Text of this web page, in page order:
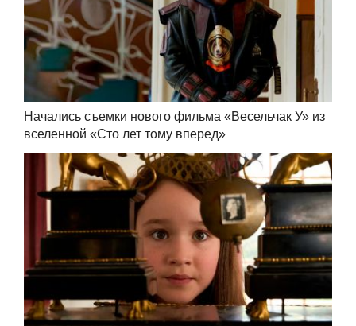
Начались съемки нового фильма «Весельчак У» из
вселенной «Сто лет тому вперед»